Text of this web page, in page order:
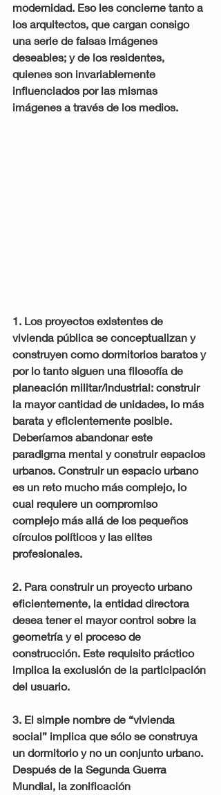
modernidad. Eso les concierne tanto a
los arquitectos, que cargan consigo
una serie de falsas imágenes
deseables; y de los residentes,
quienes son invariablemente
influenciados por las mismas
imágenes a través de los medios.
1. Los proyectos existentes de
vivienda pública se conceptualizan y
construyen como dormitorios baratos y
por lo tanto siguen una filosofía de
planeación militar/industrial: construir
la mayor cantidad de unidades, lo más
barata y eficientemente posible.
Deberíamos abandonar este
paradigma mental y construir espacios
urbanos. Construir un espacio urbano
es un reto mucho más complejo, lo
cual requiere un compromiso
complejo más allá de los pequeños
círculos políticos y las elites
profesionales.
2. Para construir un proyecto urbano
eficientemente, la entidad directora
desea tener el mayor control sobre la
geometría y el proceso de
construcción. Este requisito práctico
implica la exclusión de la participación
del usuario.
3. El simple nombre de “vivienda
social” implica que sólo se construya
un dormitorio y no un conjunto urbano.
Después de la Segunda Guerra
Mundial, la zonificación